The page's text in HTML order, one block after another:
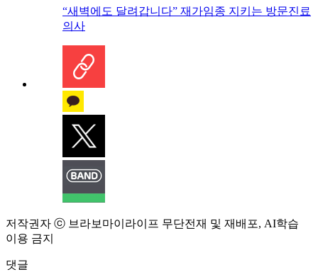
“새벽에도 달려갑니다” 재가임종 지키는 방문진료
의사
저작권자 ⓒ 브라보마이라이프 무단전재 및 재배포, AI학습
이용 금지
댓글